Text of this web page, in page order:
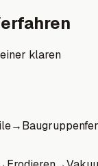
klaren
→